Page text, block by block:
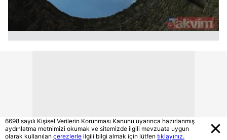
6698 sayılı Kişisel Verilerin Korunması Kanunu uyarınca hazırlanmış
aydınlatma metnimizi okumak ve sitemizde ilgili mevzuata uygun
olarak kullanılan çerezlerle ilgili bilgi almak için lütfen tıklayınız.